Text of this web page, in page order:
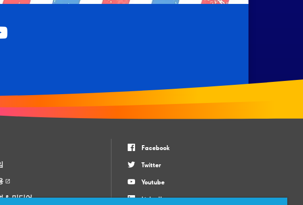
& 미디어
Facebook
Twitter
Youtube
LinkedIn